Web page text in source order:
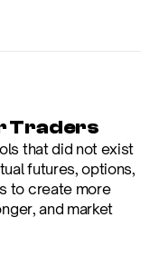
Traders
that did not exist
futures, options,
to create more
and market